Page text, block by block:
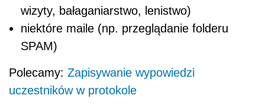
wizyty, bałaganiarstwo, lenistwo)
niektóre maile (np. przeglądanie folderu
SPAM)
Polecamy: Zapisywanie wypowiedzi
uczestników w protokole